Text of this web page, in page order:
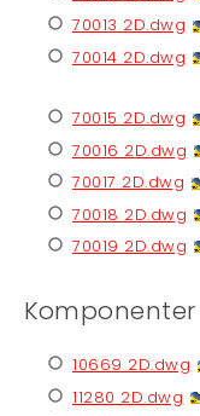
70013 2D.dwg
70014 2D.dwg
70015 2D.dwg
70016 2D.dwg
70017 2D.dwg
70018 2D.dwg
70019 2D.dwg
Komponenter
10669 2D.dwg
11280 2D.dwg